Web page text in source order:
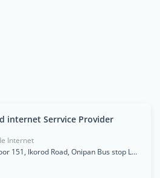
internet Serrvice Provider
Internet
Longemo House, 4th floor 151, Ikorod Road, Onipan Bus stop Lagos.